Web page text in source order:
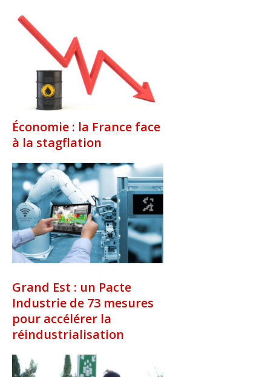
Économie : la France face
à la stagflation
Grand Est : un Pacte
Industrie de 73 mesures
pour accélérer la
réindustrialisation